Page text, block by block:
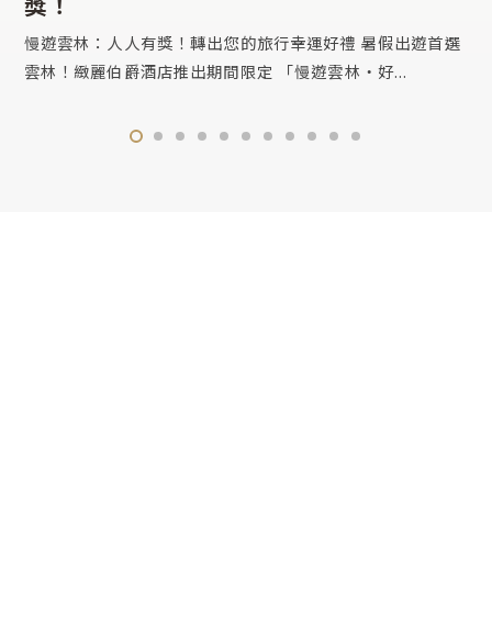
慢遊雲林：人人有獎！轉出您的旅行幸運好禮 暑假出遊首選
雲林！緻麗伯爵酒店推出期間限定 「慢遊雲林・好...